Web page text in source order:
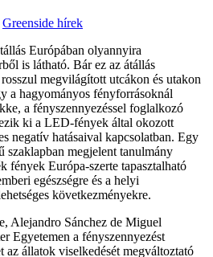
Greenside hírek
Európában olyannyira
is látható. Bár ez az átállás
megvilágított utcákon és utakon
a hagyományos fényforrásoknál
a fényszennyezéssel foglalkozó
ki a LED-fények által okozott
negatív hatásaival kapcsolatban. Egy
szaklapban megjelent tanulmány
fények Európa-szerte tapasztalható
egészségre és a helyi
következményekre.
Alejandro Sánchez de Miguel
Egyetemen a fényszennyezést
az állatok viselkedését megváltoztató